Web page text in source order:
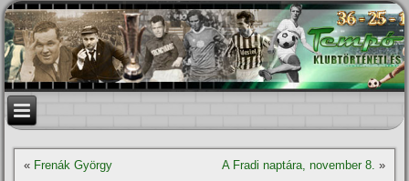
« Frenák György A Fradi naptára, november 8. »